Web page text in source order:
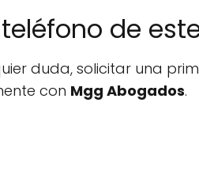
de
duda, solicitar una
con Mgg Abogados.